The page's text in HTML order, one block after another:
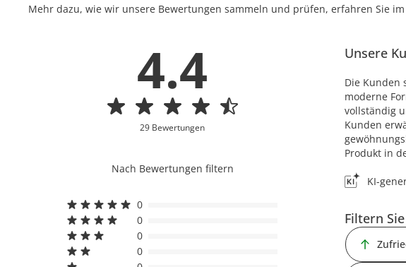
Mehr dazu, wie wir unsere Bewertungen sammeln und prüfen, erfahren Sie
4.4
29 Bewertungen
Nach Bewertungen filtern
0
0
0
0
Unsere
Die Kunden
moderne
vollständig
Kunden
Produkt in
KI-
Filtern